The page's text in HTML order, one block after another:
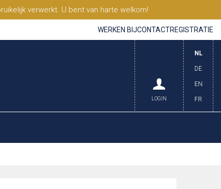
verwerkt. U bent van harte welkom!
WERKEN BIJCONTACTREGISTRATIE
NL
DE
EN
FR
LOGIN